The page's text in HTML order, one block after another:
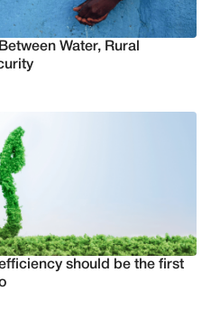
Water, Rural
should be the first